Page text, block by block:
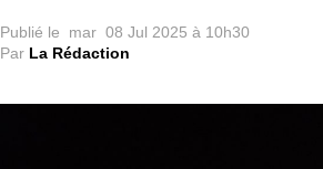
Publié le mar 08 Jul 2025 à 10h30
Par La Rédaction